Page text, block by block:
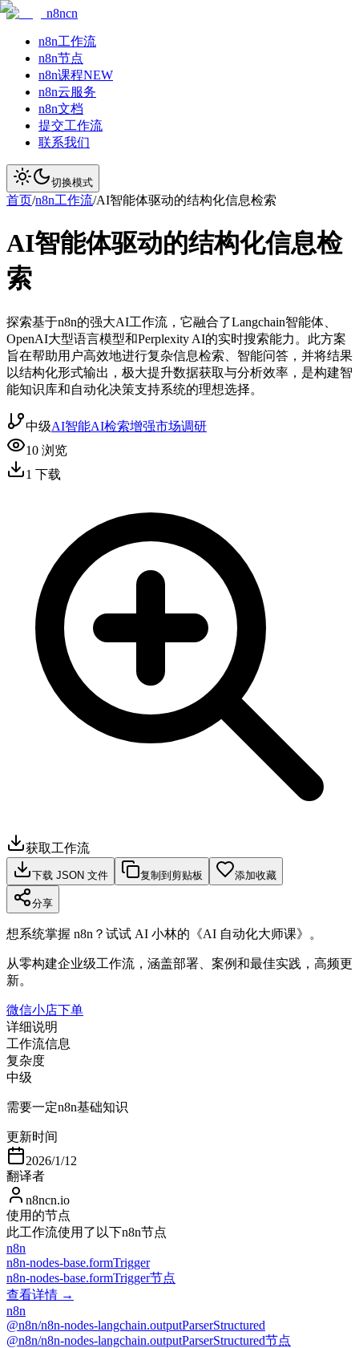
n8ncn
n8n工作流
n8n节点
n8n课程NEW
n8n云服务
n8n文档
提交工作流
联系我们
切换模式
首页/n8n工作流/AI智能体驱动的结构化信息检索
AI智能体驱动的结构化信息检
索
探索基于n8n的强大AI工作流，它融合了Langchain智能体、
OpenAI大型语言模型和Perplexity AI的实时搜索能力。此方案
旨在帮助用户高效地进行复杂信息检索、智能问答，并将结果
以结构化形式输出，极大提升数据获取与分析效率，是构建智
能知识库和自动化决策支持系统的理想选择。
中级AI智能AI检索增强市场调研
10 浏览
1 下载
获取工作流
下载 JSON 文件 复制到剪贴板 添加收藏
分享
想系统掌握 n8n？试试 AI 小林的《AI 自动化大师课》。
从零构建企业级工作流，涵盖部署、案例和最佳实践，高频更
新。
微信小店下单
详细说明
工作流信息
复杂度
中级
需要一定n8n基础知识
更新时间
2026/1/12
翻译者
n8ncn.io
使用的节点
此工作流使用了以下n8n节点
n8n
n8n-nodes-base.formTrigger
n8n-nodes-base.formTrigger节点
查看详情 →
n8n
@n8n/n8n-nodes-langchain.outputParserStructured
@n8n/n8n-nodes-langchain.outputParserStructured节点